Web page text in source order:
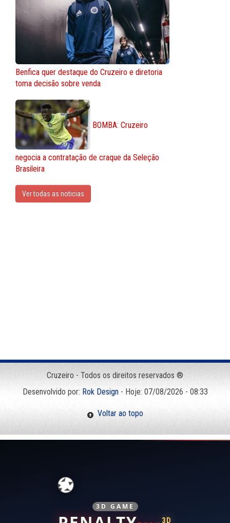
Benfica quer destaque do Cruzeiro e diretoria
toma decisão sobre venda
BOMBA: Cruzeiro
negocia a contratação de craque da Seleção
Brasileira
Ver todas as noticias
Cruzeiro - Todos os direitos reservados ®
Desenvolvido por: Rok Design- Hoje: 07/08/2026 - 08:33
Voltar ao topo
3D GAME
3D